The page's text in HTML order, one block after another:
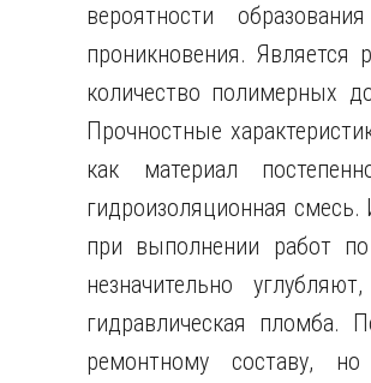
вероятности
проникновения. Является
количество полимерных
Прочностные
как материал
гидроизоляционная смесь.
при выполнении работ
незначительно
гидравлическая пломба.
ремонтному составу,